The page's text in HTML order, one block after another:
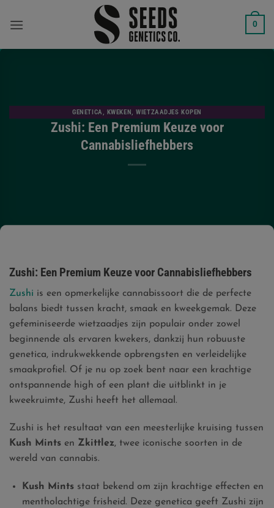
naar
0
GENETICA, KWEKEN,WIETZAADJES KOPEN
Zushi: Een Premium Keuze voor
Cannabisliefhebbers
Zushi: Een Premium Keuze voor Cannabisliefhebbers
Zushi is een opmerkelijke cannabissoort die de perfecte
balans biedt tussen kracht, smaak en kweekgemak. Deze
gefeminiseerde wietzaadjes zijn populair onder zowel
beginnende als ervaren kwekers, dankzij hun robuuste
genetica, indrukwekkende opbrengsten en verleidelijke
smaakprofiel. Of je nu op zoek bent naar een krachtige
ontspannende high of een plant die uitblinkt in je
kweekruimte, Zushi heeft het allemaal.
Zushi is het resultaat van een meesterlijke kruising tussen
Kush Mints en Zkittlez, twee iconische soorten in de
wereld van cannabis.
Kush Mintsstaat bekend om zijn krachtige effecten en
mentholachtige frisheid. Deze genetica geeft Zushi zijn